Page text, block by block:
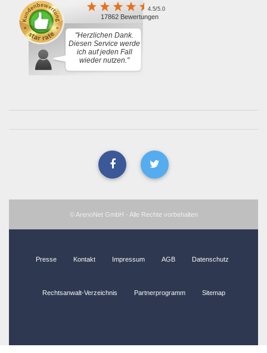
4.5/5.0
17862 Bewertungen
"Herzlichen Dank.
Diesen Service werde
ich auf jeden Fall
wieder nutzen."
© ArenoNet GmbH - Alle Rechte vorbehalten
Presse Kontakt Impressum AGB Datenschutz
Rechtsanwalt-Verzeichnis Partnerprogramm Sitemap